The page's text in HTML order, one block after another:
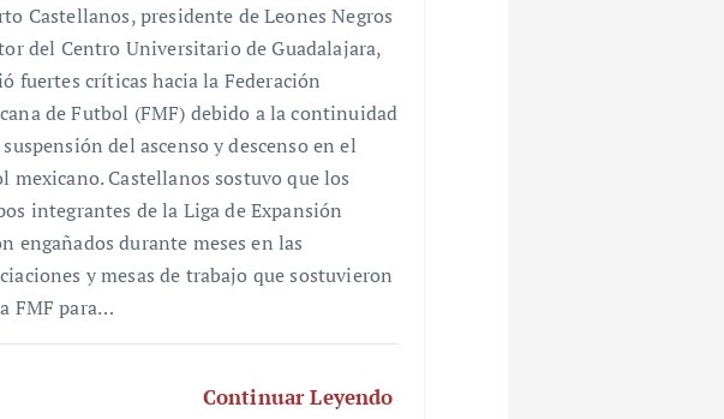
Castellanos, presidente de Leones Negros
del Centro Universitario de Guadalajara,
fuertes críticas hacia la Federación
de Futbol (FMF) debido a la continuidad
del ascenso y descenso en el
mexicano. Castellanos sostuvo que los
integrantes de la Liga de Expansión
engañados durante meses en las
y mesas de trabajo que sostuvieron
FMF para…
Continuar Leyendo